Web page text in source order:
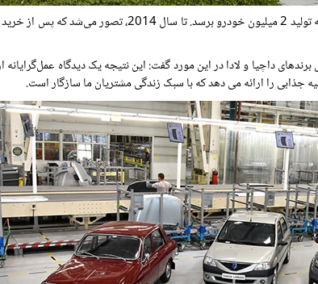
17 سال طول کشید تا خودروی شماره یک میلیون خود را بسازد و 13 سال دیگر به
ایم. دنیس لو ووت، مدیر عامل برندهای داچیا و لادا در این مورد گفت: این نتیجه یک دیدگاه
جذابی را ارائه می دهد که با سبک زندگی مشتریان ما سازگار است.